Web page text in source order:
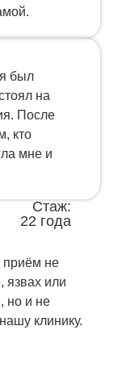
был
на
После
кто
мне и
Стаж:
22 года
приём не
язвах или
но и не
клинику.